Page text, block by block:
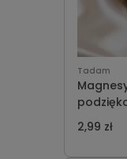
Tadam
Komunii
2,99 zł